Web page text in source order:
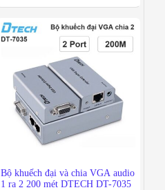
Bộ khuếch đại và chia VGA audio
1 ra 2 200 mét DTECH DT-7035